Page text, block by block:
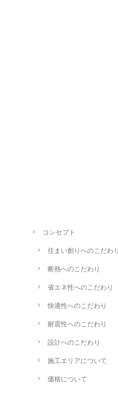
コンセプト
住まい創りへのこだわり
断熱へのこだわり
省エネ性へのこだわり
快適性へのこだわり
耐震性へのこだわり
設計へのこだわり
施工エリアについて
価格について